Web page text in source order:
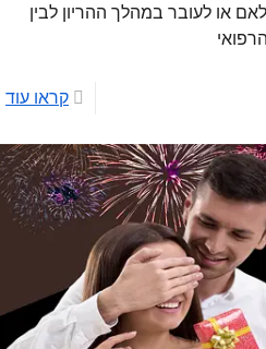
או לעובר במהלך ההריון לבין
קראו עוד